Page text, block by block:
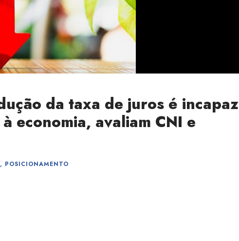
da taxa de juros é incapaz
economia, avaliam CNI e
, POSICIONAMENTO